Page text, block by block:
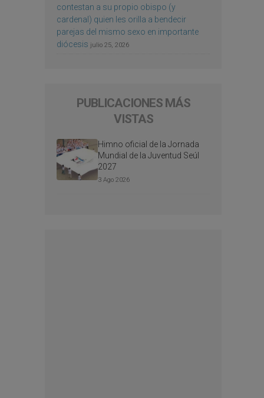
contestan a su propio obispo (y
cardenal) quien les orilla a bendecir
parejas del mismo sexo en importante
diócesis julio 25, 2026
PUBLICACIONES MÁS
VISTAS
Himno oficial de la Jornada
Mundial de la Juventud Seúl
2027
3 Ago 2026